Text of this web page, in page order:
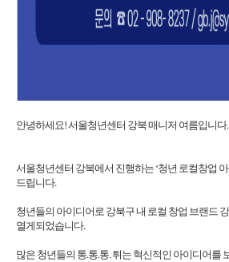
안녕하세요! 서울청년센터 강북 매니저 여름입니다.
서울청년센터 강북에서 진행하는 ‘청년 로컬창업
드립니다.
청년들의 아이디어로 강북구 내 로컬 창업 브랜드
열게되었습니다.
많은 청년들의 통.통.통. 튀는 혁신적인 아이디어를